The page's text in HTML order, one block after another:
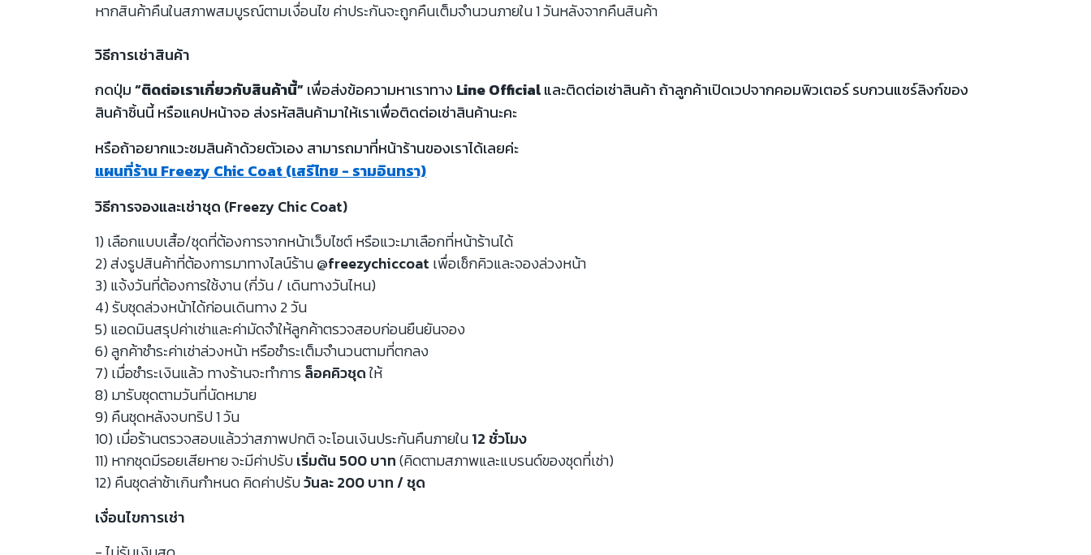
หากสินค้าคืนในสภาพสมบูรณ์ตามเงื่อนไข ค่าประกันจะถูกคืนเต็มจำนวนภายใน 1 วันหลังจากคืนสินค้า
วิธีการเช่าสินค้า
กดปุ่ม“ติดต่อเราเกี่ยวกับสินค้านี้”เพื่อส่งข้อความหาเราทาง Line Officialและติดต่อเช่าสินค้า ถ้าลูกค้าเปิดเวปจากคอมพิวเตอร์ รบกวนแชร์ลิงก์ของ
สินค้าชิ้นนี้ หรือแคปหน้าจอ ส่งรหัสสินค้ามาให้เราเพื่อติดต่อเช่าสินค้านะคะ
หรือถ้าอยากแวะชมสินค้าด้วยตัวเอง สามารถมาที่หน้าร้านของเราได้เลยค่ะ
แผนที่ร้าน Freezy Chic Coat (เสรีไทย - รามอินทรา)
วิธีการจองและเช่าชุด (Freezy Chic Coat)
1) เลือกแบบเสื้อ/ชุดที่ต้องการจากหน้าเว็บไซต์ หรือแวะมาเลือกที่หน้าร้านได้
2) ส่งรูปสินค้าที่ต้องการมาทางไลน์ร้าน@freezychiccoat เพื่อเช็กคิวและจองล่วงหน้า
3) แจ้งวันที่ต้องการใช้งาน (กี่วัน / เดินทางวันไหน)
4) รับชุดล่วงหน้าได้ก่อนเดินทาง 2 วัน
5) แอดมินสรุปค่าเช่าและค่ามัดจำให้ลูกค้าตรวจสอบก่อนยืนยันจอง
6) ลูกค้าชำระค่าเช่าล่วงหน้า หรือชำระเต็มจำนวนตามที่ตกลง
7) เมื่อชำระเงินแล้ว ทางร้านจะทำการล็อคคิวชุดให้
8) มารับชุดตามวันที่นัดหมาย
9) คืนชุดหลังจบทริป 1 วัน
10) เมื่อร้านตรวจสอบแล้วว่าสภาพปกติ จะโอนเงินประกันคืนภายใน12 ชั่วโมง
11) หากชุดมีรอยเสียหาย จะมีค่าปรับเริ่มต้น 500 บาท(คิดตามสภาพและแบรนด์ของชุดที่เช่า)
12) คืนชุดล่าช้าเกินกำหนด คิดค่าปรับวันละ 200 บาท / ชุด
เงื่อนไขการเช่า